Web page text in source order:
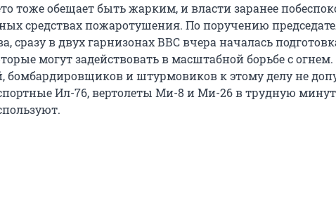
тоже обещает быть жарким, и власти заранее
средствах пожаротушения. По поручению
сразу в двух гарнизонах ВВС вчера началась
могут задействовать в масштабной борьбе с огнем.
бомбардировщиков и штурмовиков к этому делу не
Ил-76, вертолеты Ми-8 и Ми-26 в трудную